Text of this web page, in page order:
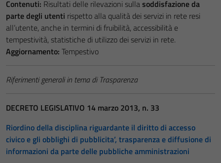
Contenuti: Risultati delle rilevazioni sullasoddisfazione da
parte degli utenti rispetto alla qualità dei servizi in rete resi
all’utente, anche in termini di fruibilità, accessibilità e
tempestività, statistiche di utilizzo dei servizi in rete.
Aggiornamento: Tempestivo
Riferimenti generali in tema di Trasparenza
DECRETO LEGISLATIVO 14 marzo 2013, n. 33
Riordino della disciplina riguardante il diritto di accesso
civico e gli obblighi di pubblicita’, trasparenza e diffusione di
informazioni da parte delle pubbliche amministrazioni